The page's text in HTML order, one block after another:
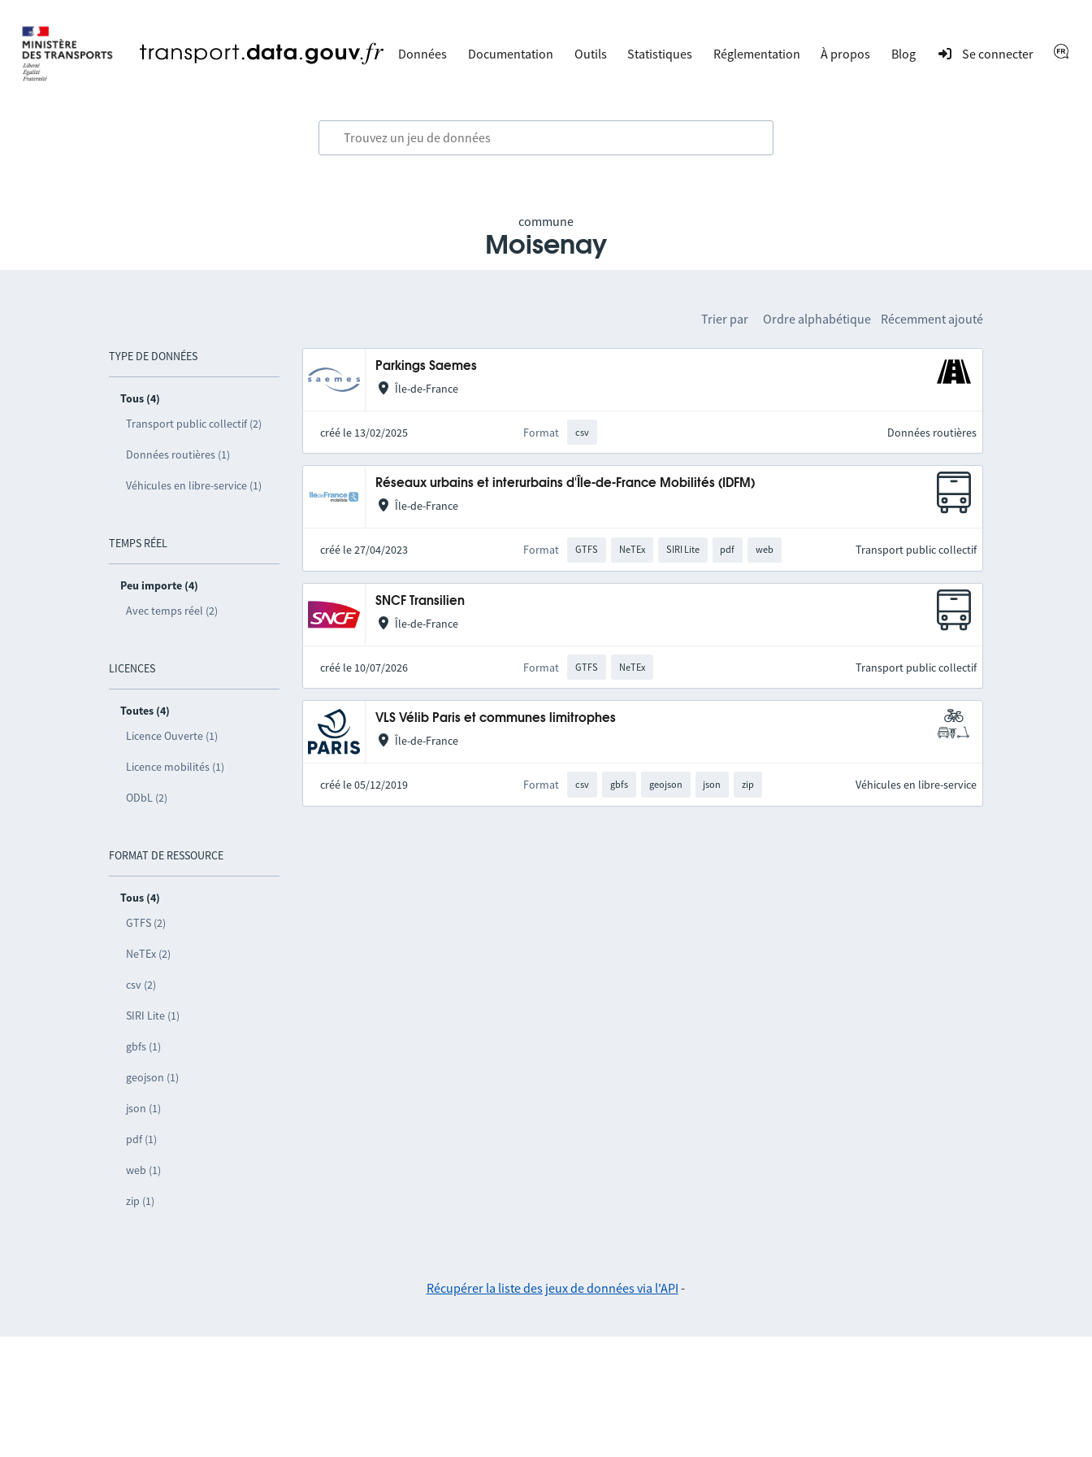
Données Documentation Outils Statistiques Réglementation À propos Blog Se connecter
commune
Moisenay
TYPE DE DONNÉES
Tous (4)
Transport public collectif (2)
Données routières (1)
Véhicules en libre-service (1)
TEMPS RÉEL
Peu importe (4)
Avec temps réel (2)
LICENCES
Toutes (4)
Licence Ouverte (1)
Licence mobilités (1)
ODbL (2)
FORMAT DE RESSOURCE
Tous (4)
GTFS (2)
NeTEx (2)
csv (2)
SIRI Lite (1)
gbfs (1)
geojson (1)
json (1)
pdf (1)
web (1)
zip (1)
Trier par Ordre alphabétique Récemment ajouté
Parkings Saemes
Île-de-France
créé le 13/02/2025 Format csv Données routières
Réseaux urbains et interurbains d'Île-de-France Mobilités (IDFM)
Île-de-France
créé le 27/04/2023 Format GTFS NeTEx SIRI Lite pdf web Transport public collectif
SNCF Transilien
Île-de-France
créé le 10/07/2026 Format GTFS NeTEx Transport public collectif
VLS Vélib Paris et communes limitrophes
Île-de-France
créé le 05/12/2019 Format csv gbfs geojson json zip Véhicules en libre-service
Récupérer la liste des jeux de données via l'API -